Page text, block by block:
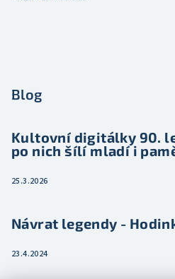
Blog
Kultovní digitálky 90.
po nich šílí mladí i
25.3.2026
Návrat legendy -
23.4.2024